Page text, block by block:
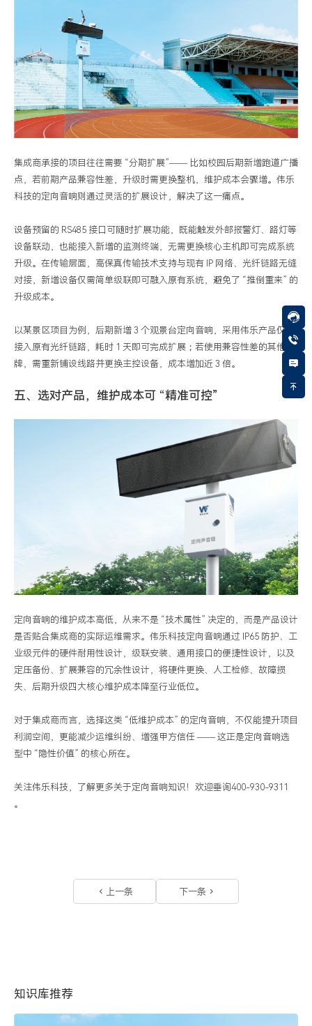
集成商承接的项目往往需要 “分期扩展”—— 比如校园后期新增跑道广播
点，若前期产品兼容性差，升级时需更换整机，维护成本会骤增。伟乐
科技的定向音响则通过灵活的扩展设计，解决了这一痛点。
设备预留的 RS485 接口可随时扩展功能，既能触发外部报警灯、路灯等
设备联动，也能接入新增的监测终端，无需更换核心主机即可完成系统
升级。在传输层面，高保真传输技术支持与现有 IP 网络、光纤链路无缝
对接，新增设备仅需简单级联即可融入原有系统，避免了 “推倒重来” 的
升级成本。
以某景区项目为例，后期新增 3 个观景台定向音响，采用伟乐产品仅需
接入原有光纤链路，耗时 1 天即可完成扩展；若使用兼容性差的其他品
牌，需重新铺设线路并更换主控设备，成本增加近 3 倍。
五、选对产品，维护成本可 “精准可控”
定向音响的维护成本高低，从来不是 “技术属性” 决定的，而是产品设计
是否贴合集成商的实际运维需求。伟乐科技定向音响通过 IP65 防护、工
业级元件的硬件耐用性设计，级联安装、通用接口的便捷性设计，以及
定压备份、扩展兼容的冗余性设计，将硬件更换、人工检修、故障损
失、后期升级四大核心维护成本降至行业低位。
对于集成商而言，选择这类 “低维护成本” 的定向音响，不仅能提升项目
利润空间，更能减少运维纠纷、增强甲方信任 —— 这正是定向音响选
型中 “隐性价值” 的核心所在。
关注伟乐科技，了解更多关于定向音响知识！欢迎垂询400-930-9311
。
上一条 下一条
知识库推荐